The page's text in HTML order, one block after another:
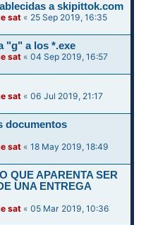
a skipittok.com
sat « 25 Sep 2019, 16:35
"g" a los *.exe
sat «04 Sep 2019, 16:57
sat «06 Jul 2019, 21:17
documentos
sat «18 May 2019, 18:49
QUE APARENTA SER
UNA ENTREGA
sat «05 Mar 2019, 10:36